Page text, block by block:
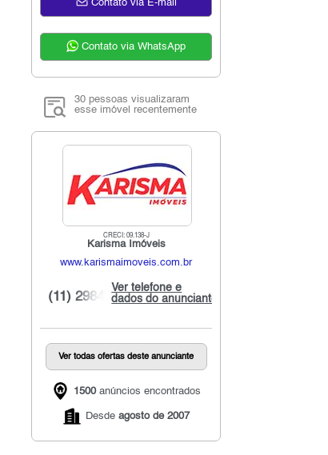
Contato via E-mail
Contato via WhatsApp
30 pessoas visualizaram
esse imóvel recentemente
CRECI: 09.138-J
Karisma Imóveis
www.karismaimoveis.com.br
Ver telefone e
dados do anunciante
(11) 2984...
Ver todas ofertas deste anunciante
1500anúncios encontrados
Desde agosto de 2007